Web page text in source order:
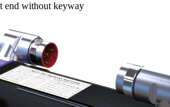
end without keyway